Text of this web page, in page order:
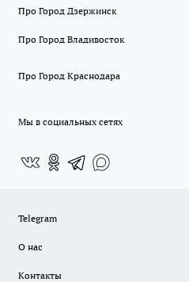
Про Город Дзержинск
Про Город Владивосток
Про Город Краснодара
Мы в социальных сетях
Telegram
О нас
Контакты